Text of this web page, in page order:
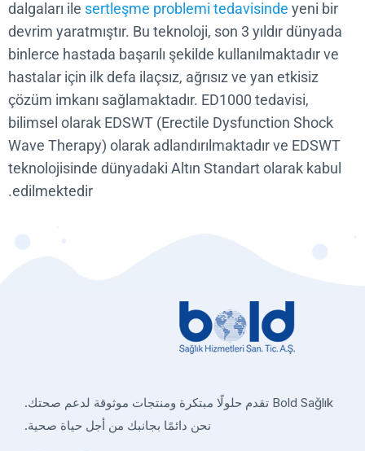
dalgaları ilesertleşme problemi tedavisinde yeni
devrim yaratmıştır. Bu teknoloji, son 3 yıldır
binlerce hastada başarılı şekilde kullanılmaktadır
hastalar için ilk defa ilaçsız, ağrısız ve yan etkisiz
çözüm imkanı sağlamaktadır. ED1000 tedavisi,
bilimsel olarak EDSWT (Erectile Dysfunction Shock
Wave Therapy) olarak adlandırılmaktadır ve
teknolojisinde dünyadaki Altın Standart olarak
edilmektedir.
Bold Sağlık تقدم حلولًا مبتكرة ومنتجات موثوقة لدعم صحتك.
نحن دائمًا بجانبك من أجل حياة صحية.